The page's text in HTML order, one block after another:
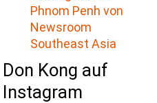
Phnom Penh von
Newsroom
Southeast Asia
Don Kong auf
Instagram